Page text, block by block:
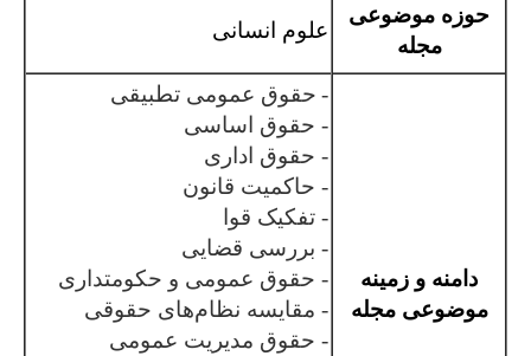
حوزه موضوعی
مجله
علوم انسانی
دامنه و زمینه
موضوعی مجله
- حقوق عمومی تطبیقی
- حقوق اساسی
- حقوق اداری
- حاکمیت قانون
- تفکیک قوا
- بررسی قضایی
- حقوق عمومی و حکومتداری
- مقایسه نظام‌های حقوقی
- حقوق مدیریت عمومی